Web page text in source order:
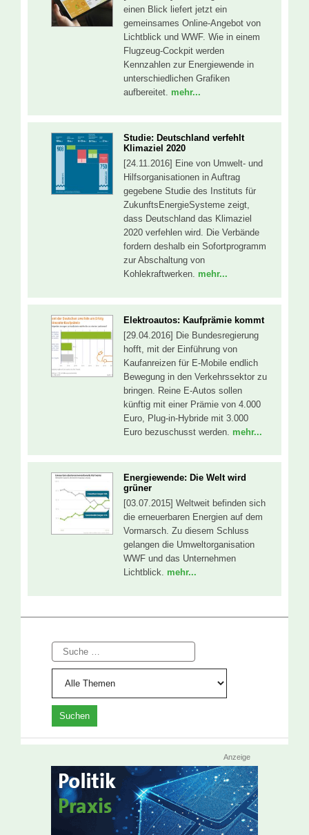
einen Blick liefert jetzt ein
gemeinsames Online-Angebot von
Lichtblick und WWF. Wie in einem
Flugzeug-Cockpit werden
Kennzahlen zur Energiewende in
unterschiedlichen Grafiken
aufbereitet. mehr...
Studie: Deutschland verfehlt
Klimaziel 2020
[24.11.2016] Eine von Umwelt- und
Hilfsorganisationen in Auftrag
gegebene Studie des Instituts für
ZukunftsEnergieSysteme zeigt,
dass Deutschland das Klimaziel
2020 verfehlen wird. Die Verbände
fordern deshalb ein Sofortprogramm
zur Abschaltung von
Kohlekraftwerken. mehr...
Elektroautos: Kaufprämie kommt
[29.04.2016] Die Bundesregierung
hofft, mit der Einführung von
Kaufanreizen für E-Mobile endlich
Bewegung in den Verkehrssektor zu
bringen. Reine E-Autos sollen
künftig mit einer Prämie von 4.000
Euro, Plug-in-Hybride mit 3.000
Euro bezuschusst werden. mehr...
Energiewende: Die Welt wird
grüner
[03.07.2015] Weltweit befinden sich
die erneuerbaren Energien auf dem
Vormarsch. Zu diesem Schluss
gelangen die Umweltorganisation
WWF und das Unternehmen
Lichtblick. mehr...
Suche
Anzeige